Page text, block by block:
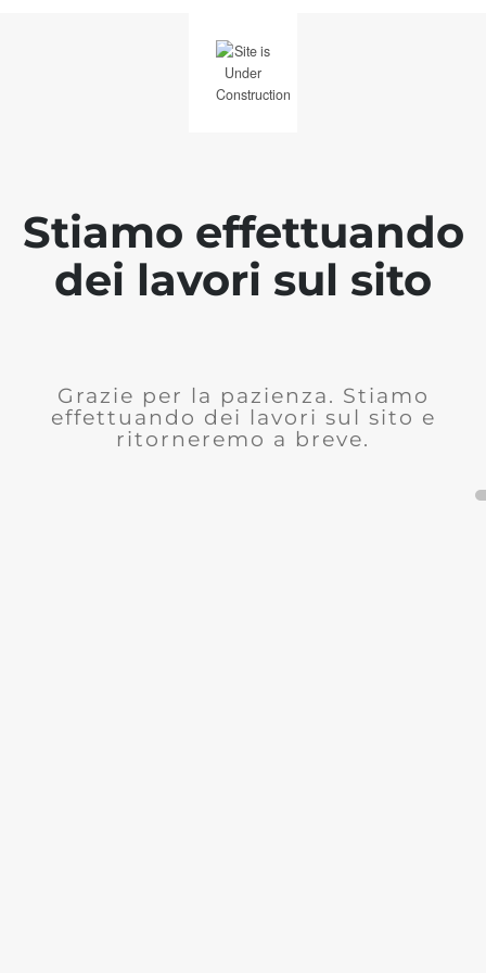
Stiamo effettuando
dei lavori sul sito
Grazie per la pazienza. Stiamo
effettuando dei lavori sul sito e
ritorneremo a breve.